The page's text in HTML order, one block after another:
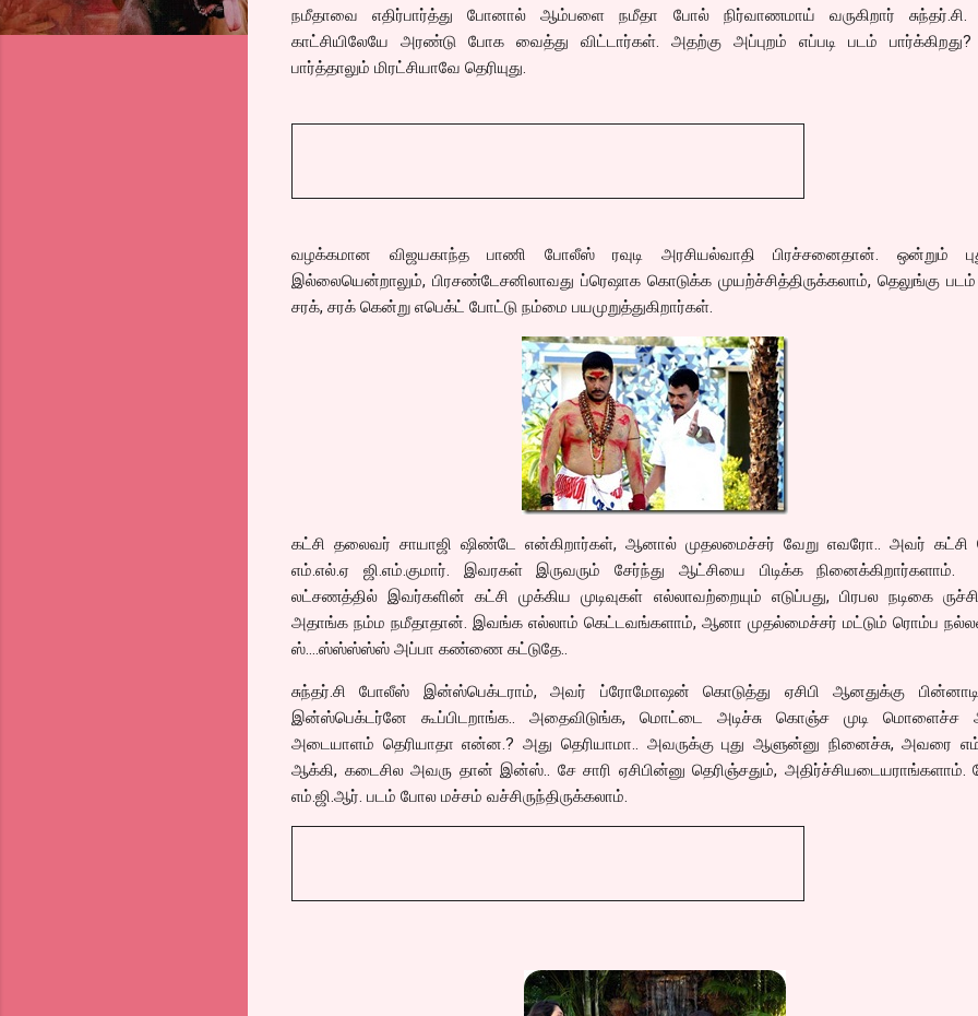
நமீதாவை எதிர்பார்த்து போனால் ஆம்பளை நமீதா போல் நிர்வாணமாய் வருகிறார் சுந்தர்.சி.
காட்சியிலேயே அரண்டு போக வைத்து விட்டார்கள். அதற்கு அப்புறம் எப்படி படம்
பார்த்தாலும் மிரட்சியாவே தெரியுது.
வழக்கமான விஜயகாந்த பாணி போலீஸ் ரவுடி அரசியல்வாதி பிரச்சனைதான். ஒன்றும்
இல்லையென்றாலும், பிரசண்டேசனிலாவது ப்ரெஷாக கொடுக்க முயற்ச்சித்திருக்கலாம், தெலுங்கு
சரக், சரக் கென்று எபெக்ட் போட்டு நம்மை பயமுறுத்துகிறார்கள்.
கட்சி தலைவர் சாயாஜி ஷிண்டே என்கிறார்கள், ஆனால் முதலமைச்சர் வேறு எவரோ.. அவர் கட்சி
எம்.எல்.ஏ ஜி.எம்.குமார். இவரகள் இருவரும் சேர்ந்து ஆட்சியை பிடிக்க
லட்சணத்தில் இவர்களின் கட்சி முக்கிய முடிவுகள் எல்லாவற்றையும் எடுப்பது, பிரபல நடிகை
அதாங்க நம்ம நமீதாதான். இவங்க எல்லாம் கெட்டவங்களாம், ஆனா முதல்மைச்சர் மட்டும் ரொம்ப
ஸ்….ஸ்ஸ்ஸ்ஸ்ஸ் அப்பா கண்ணை கட்டுதே..
சுந்தர்.சி போலீஸ் இன்ஸ்பெக்டராம், அவர் ப்ரோமோஷன் கொடுத்து ஏசிபி ஆனதுக்கு பின்னாடி
இன்ஸ்பெக்டர்னே கூப்பிடறாங்க.. அதைவிடுங்க, மொட்டை அடிச்சு கொஞ்ச முடி
அடையாளம் தெரியாதா என்ன.? அது தெரியாமா.. அவருக்கு புது ஆளுன்னு நினைச்சு, அவரை
ஆக்கி, கடைசில அவரு தான் இன்ஸ்.. சே சாரி ஏசிபின்னு தெரிஞ்சதும், அதிர்ச்சியடையராங்களாம்.
எம்.ஜி.ஆர். படம் போல மச்சம் வச்சிருந்திருக்கலாம்.